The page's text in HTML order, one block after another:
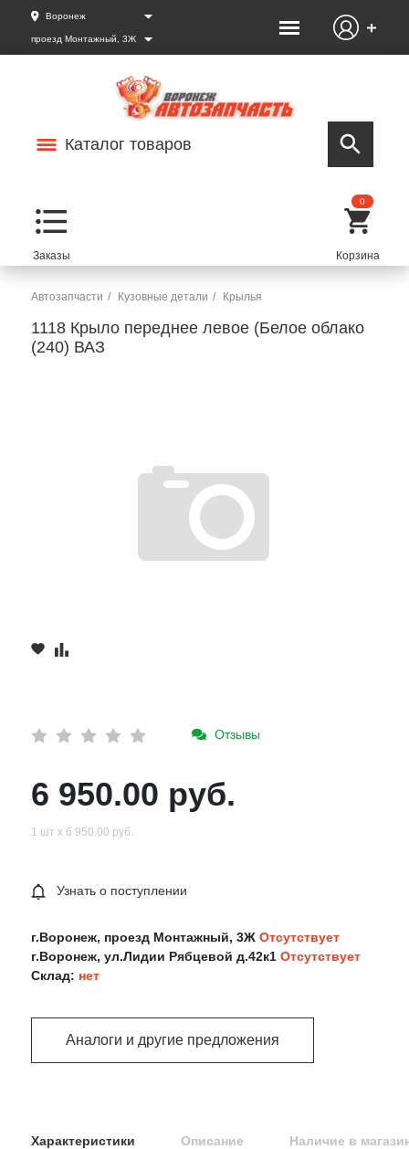
Воронеж
проезд Монтажный, 3Ж
Каталог товаров
0
Автозапчасти Кузовные детали Крылья
1118 Крыло переднее левое (Белое облако
(240) ВАЗ
Отзывы
6 950.00 руб.
1 шт х 6 950.00 руб.
Узнать о поступлении
г.Воронеж, проезд Монтажный, 3Ж Отсутствует
г.Воронеж, ул.Лидии Рябцевой д.42к1 Отсутствует
Склад: нет
Аналоги и другие предложения
Характеристики Описание Наличие в